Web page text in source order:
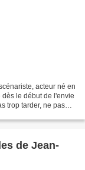
acteur né en
le début de l'envie
trop tarder, ne pas
de Jean-